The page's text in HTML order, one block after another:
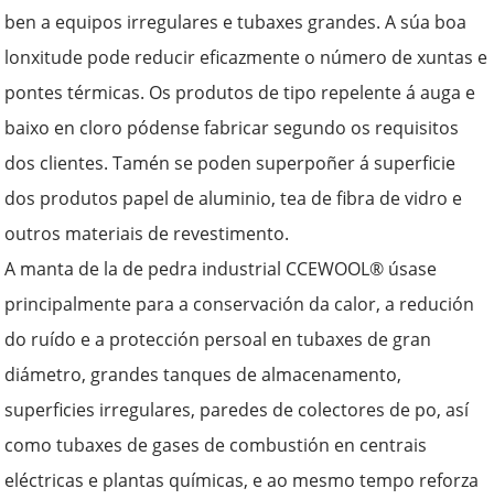
ben a equipos irregulares e tubaxes grandes. A súa boa
lonxitude pode reducir eficazmente o número de xuntas e
pontes térmicas. Os produtos de tipo repelente á auga e
baixo en cloro pódense fabricar segundo os requisitos
dos clientes. Tamén se poden superpoñer á superficie
dos produtos papel de aluminio, tea de fibra de vidro e
outros materiais de revestimento.
A manta de la de pedra industrial CCEWOOL® úsase
principalmente para a conservación da calor, a redución
do ruído e a protección persoal en tubaxes de gran
diámetro, grandes tanques de almacenamento,
superficies irregulares, paredes de colectores de po, así
como tubaxes de gases de combustión en centrais
eléctricas e plantas químicas, e ao mesmo tempo reforza